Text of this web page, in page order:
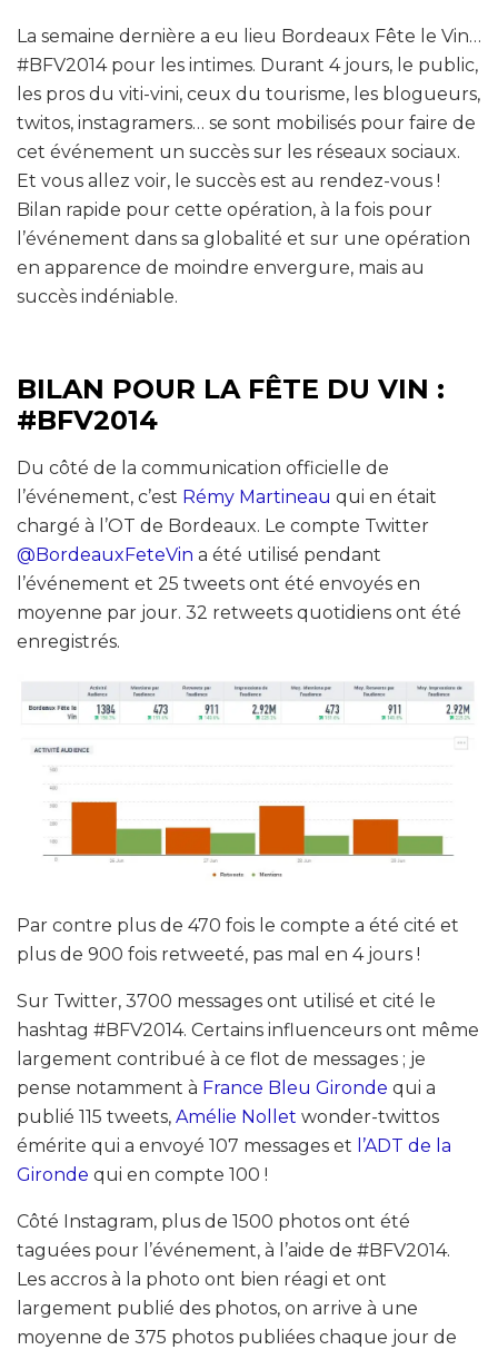
La semaine dernière a eu lieu Bordeaux Fête le Vin…
#BFV2014 pour les intimes. Durant 4 jours, le public,
les pros du viti-vini, ceux du tourisme, les blogueurs,
twitos, instagramers… se sont mobilisés pour faire de
cet événement un succès sur les réseaux sociaux.
Et vous allez voir, le succès est au rendez-vous !
Bilan rapide pour cette opération, à la fois pour
l’événement dans sa globalité et sur une opération
en apparence de moindre envergure, mais au
succès indéniable.
BILAN POUR LA FÊTE DU VIN :
#BFV2014
Du côté de la communication officielle de
l’événement, c’est Rémy Martineau qui en était
chargé à l’OT de Bordeaux. Le compte Twitter
@BordeauxFeteVin a été utilisé pendant
l’événement et 25 tweets ont été envoyés en
moyenne par jour. 32 retweets quotidiens ont été
enregistrés.
Par contre plus de 470 fois le compte a été cité et
plus de 900 fois retweeté, pas mal en 4 jours !
Sur Twitter, 3700 messages ont utilisé et cité le
hashtag #BFV2014. Certains influenceurs ont même
largement contribué à ce flot de messages ; je
pense notamment à France Bleu Gironde qui a
publié 115 tweets, Amélie Nollet wonder-twittos
émérite qui a envoyé 107 messages et l’ADT de la
Gironde qui en compte 100 !
Côté Instagram, plus de 1500 photos ont été
taguées pour l’événement, à l’aide de #BFV2014.
Les accros à la photo ont bien réagi et ont
largement publié des photos, on arrive à une
moyenne de 375 photos publiées chaque jour de